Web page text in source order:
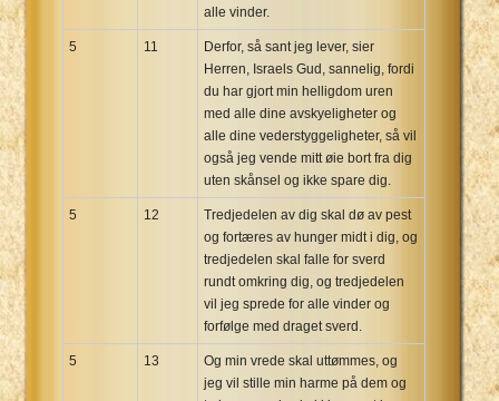
alle vinder.
5 11
Derfor, så sant jeg lever, sier
Herren, Israels Gud, sannelig, fordi
du har gjort min helligdom uren
med alle dine avskyeligheter og
alle dine vederstyggeligheter, så vil
også jeg vende mitt øie bort fra dig
uten skånsel og ikke spare dig.
5 12
Tredjedelen av dig skal dø av pest
og fortæres av hunger midt i dig, og
tredjedelen skal falle for sverd
rundt omkring dig, og tredjedelen
vil jeg sprede for alle vinder og
forfølge med draget sverd.
5 13
Og min vrede skal uttømmes, og
jeg vil stille min harme på dem og